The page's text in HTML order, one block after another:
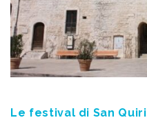
Le festival di San